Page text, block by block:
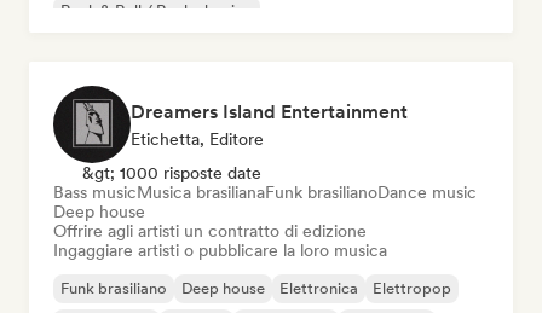
Rock & Roll / Rock classico
Dreamers Island Entertainment
Etichetta, Editore
&gt; 1000 risposte date
Bass musicMusica brasilianaFunk brasilianoDance music
Deep house
Offrire agli artisti un contratto di edizione
Ingaggiare artisti o pubblicare la loro musica
Funk brasiliano Deep house Elettronica
Elettropop